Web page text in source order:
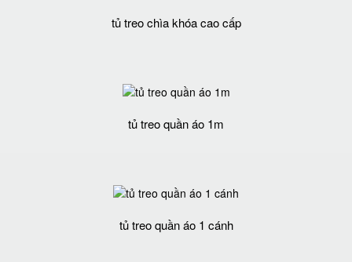
tủ treo chìa khóa cao cấp
tủ treo quần áo 1m
tủ treo quần áo 1 cánh